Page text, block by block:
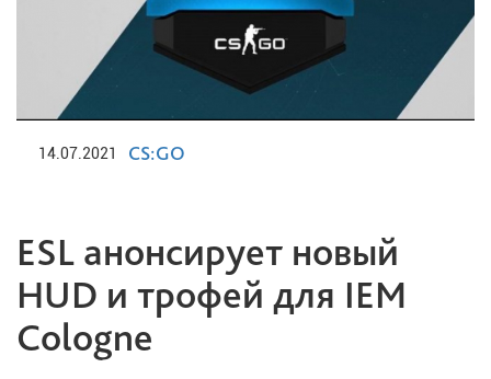
14.07.2021 CS:GO
ESL анонсирует новый
HUD и трофей для IEM
Cologne